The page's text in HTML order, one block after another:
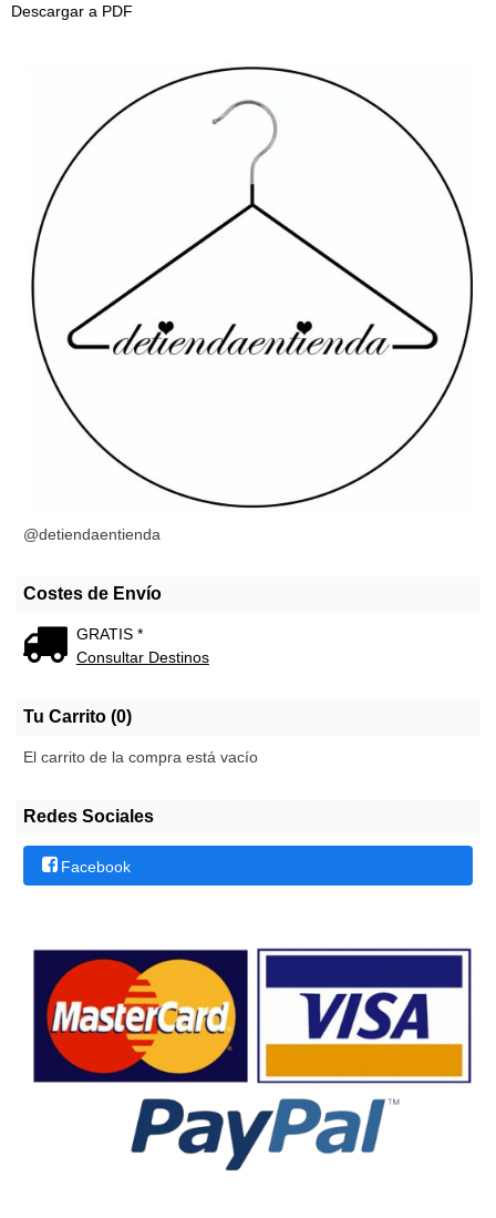
@detiendaentienda
Costes de Envío
GRATIS *
Consultar Destinos
Tu Carrito (0)
El carrito de la compra está vacío
Redes Sociales
Facebook
Descargar a PDF